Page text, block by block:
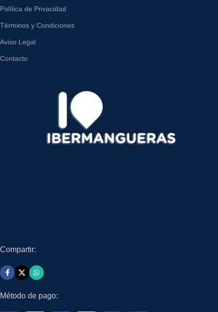
Política de Privacidad
Términos y Condiciones
Aviso Legal
Contacto
Compartir:
Método de pago: